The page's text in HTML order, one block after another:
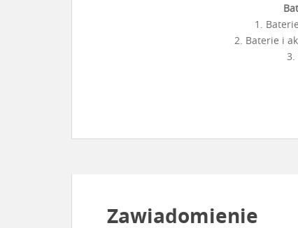
1.
2. Baterie i
3.
Zawiadomienie